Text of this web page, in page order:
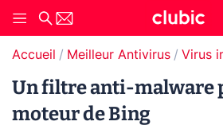
Accueil Meilleur Antivirus Virus
Un filtre anti-malware
moteur de Bing